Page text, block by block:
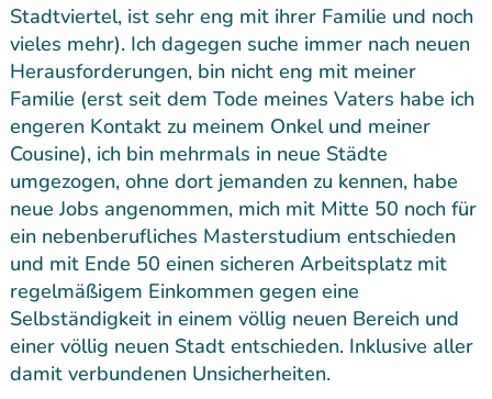
Stadtviertel, ist sehr eng mit ihrer Familie und noch
vieles mehr). Ich dagegen suche immer nach neuen
Herausforderungen, bin nicht eng mit meiner
Familie (erst seit dem Tode meines Vaters habe ich
engeren Kontakt zu meinem Onkel und meiner
Cousine), ich bin mehrmals in neue Städte
umgezogen, ohne dort jemanden zu kennen, habe
neue Jobs angenommen, mich mit Mitte 50 noch für
ein nebenberufliches Masterstudium entschieden
und mit Ende 50 einen sicheren Arbeitsplatz mit
regelmäßigem Einkommen gegen eine
Selbständigkeit in einem völlig neuen Bereich und
einer völlig neuen Stadt entschieden. Inklusive aller
damit verbundenen Unsicherheiten.